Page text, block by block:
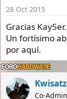
n
s
:
28 Oct 2015
Gracias
Un fortísimo
por aquí.
Kwisatz
Co-Admin